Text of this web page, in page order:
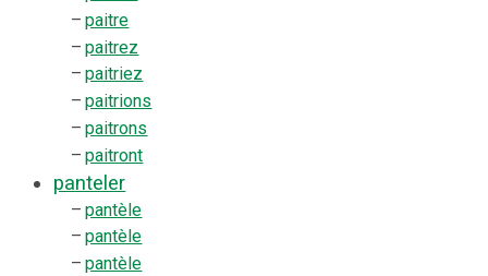
– paitre
– paitrez
– paitriez
– paitrions
– paitrons
– paitront
panteler
– pantèle
– pantèle
– pantèle